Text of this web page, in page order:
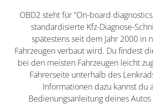
OBD2 steht für “On-board
standardisierte Kfz-Diagnose-
spätestens seit dem Jahr 2000 in
Fahrzeugen verbaut wird. Du findest
bei den meisten Fahrzeugen leicht
Fahrerseite unterhalb des
Informationen dazu kannst du
Bedienungsanleitung deines